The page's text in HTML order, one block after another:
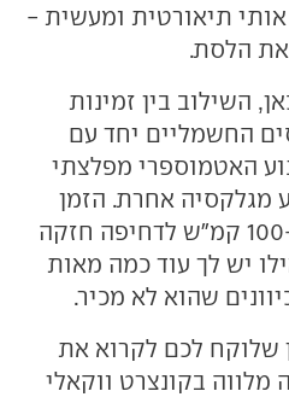
תיאורטית ומעשית -
הלסת.
השילוב בין זמינות
החשמליים יחד עם
האטמוספרי מפלצתי
מגלקסיה אחרת. הזמן
שעובר בין שיוט רגוע ב-100 קמ"ש לדחיפה חזקה
קמ"ש כאילו יש לך עוד כמה מאות
שהוא לא מכיר.
שלוקח לכם לקרוא את
בקונצרט ווקאלי